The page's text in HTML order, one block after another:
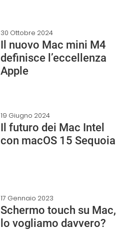
30 Ottobre 2024
Il nuovo Mac mini M4
definisce l’eccellenza
Apple
19 Giugno 2024
Il futuro dei Mac Intel
con macOS 15 Sequoia
17 Gennaio 2023
Schermo touch su Mac,
lo vogliamo davvero?